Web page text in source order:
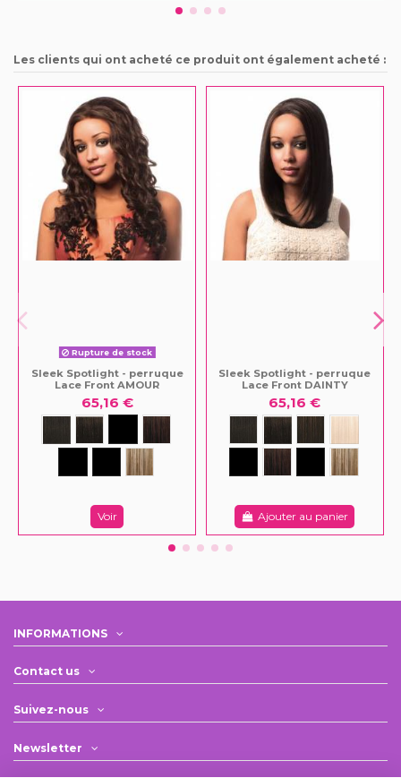
Les clients qui ont acheté ce produit ont également acheté :
Rupture de stock
Sleek Spotlight - perruque
Lace Front AMOUR
65,16 €
Voir
Sleek Spotlight - perruque
Lace Front DAINTY
65,16 €
Ajouter au panier
INFORMATIONS
Contact us
Suivez-nous
Newsletter